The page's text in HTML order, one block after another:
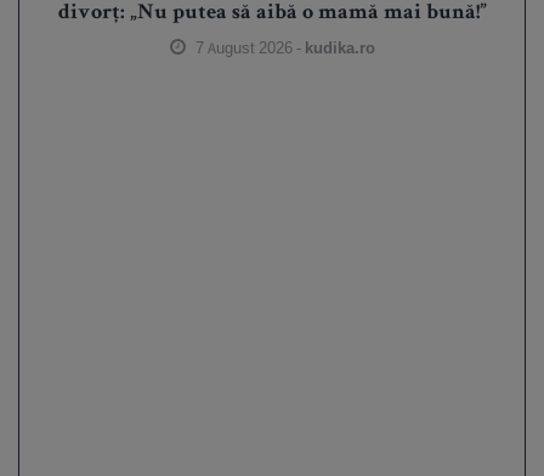
divorț: „Nu putea să aibă o mamă mai bună!”
7 August 2026 - kudika.ro